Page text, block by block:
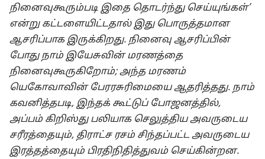
நினைவுகூரும்படி இதை தொடர்ந்து செய்யுங்கள்’
என்று கட்டளையிட்டதால் இது பொருத்தமான
ஆசரிப்பாக இருக்கிறது. நினைவு ஆசரிப்பின்
போது நாம் இயேசுவின் மரணத்தை
நினைவுகூருகிறோம்; அந்த மரணம்
யெகோவாவின் பேரரசுரிமையை ஆதரித்தது. நாம்
கவனித்தபடி, இந்தக் கூட்டுப் போஜனத்தில்,
அப்பம் கிறிஸ்து பலியாக செலுத்திய அவருடைய
சரீரத்தையும், திராட்ச ரசம் சிந்தப்பட்ட அவருடைய
இரத்தத்தையும் பிரதிநிதித்துவம் செய்கின்றன.